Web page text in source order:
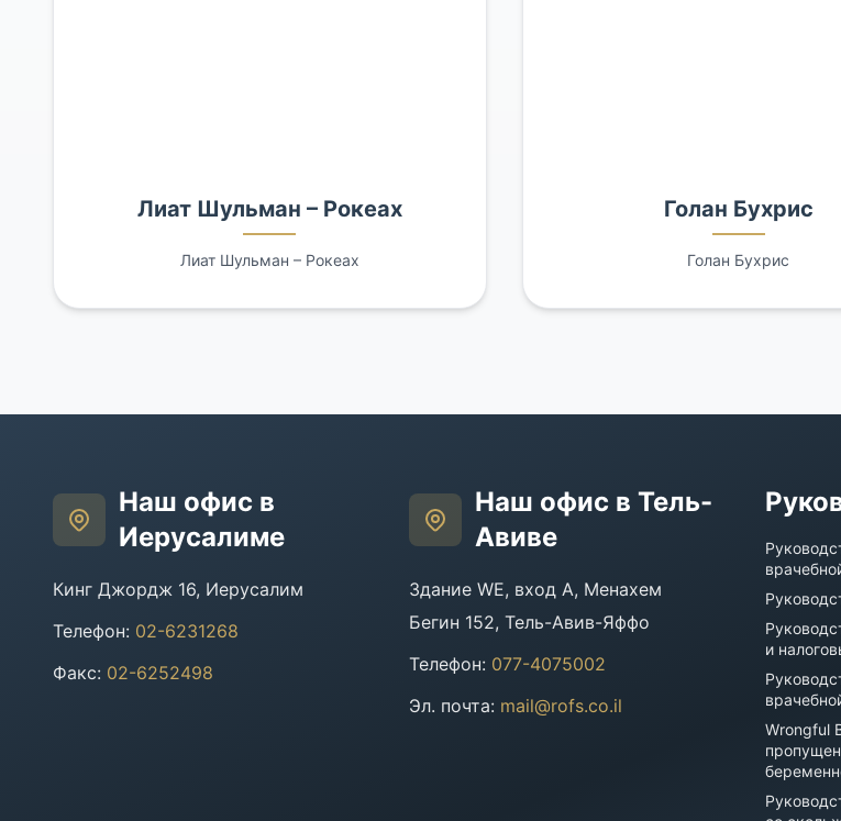
Лиат Шульман – Рокеах
Лиат Шульман – Рокеах
Голан Бухрис
Голан Бухрис
Наш офис в
Иерусалиме
Кинг Джордж 16, Иерусалим
Телефон: 02-6231268
Факс: 02-6252498
Наш офис в Тель-
Авиве
Здание WE, вход A, Менахем
Бегин 152, Тель-Авив-Яффо
Телефон: 077-4075002
Эл. почта: mail@rofs.co.il
и
Wrongful